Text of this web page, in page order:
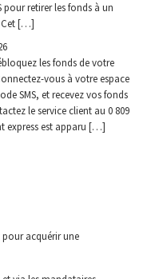
pour retirer les fonds à un
Cet […]
les fonds de votre
vous à votre espace
SMS, et recevez vos fonds
le service client au 0 809
express est apparu […]
acquérir une